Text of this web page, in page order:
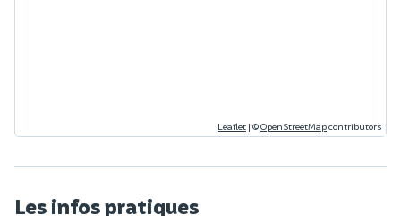
Leaflet | ©OpenStreetMapcontributors
Les infos pratiques